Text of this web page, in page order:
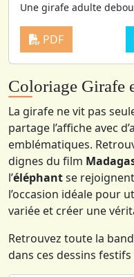
Une girafe adulte
PDF
Coloriage Girafe
La girafe ne vit pas
partage l’affiche avec
emblématiques.
dignes du film
l’éléphantse rejoignent
l’occasion idéale pour
variée et créer une
Retrouvez toute la
dans ces dessins